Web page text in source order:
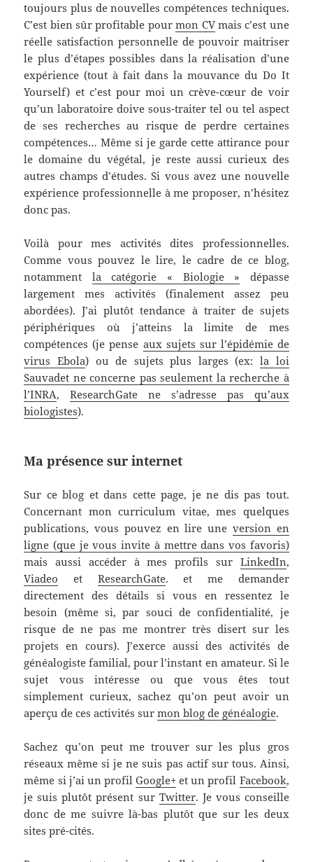
toujours plus de nouvelles compétences techniques.
C’est bien sûr profitable pourmon CVmais c’est une
réelle satisfaction personnelle de pouvoir maitriser
le plus d’étapes possibles dans la réalisation d’une
expérience (tout à fait dans la mouvance du Do It
Yourself) et c’est pour moi un crève-cœur de voir
qu’un laboratoire doive sous-traiter tel ou tel aspect
de ses recherches au risque de perdre certaines
compétences… Même si je garde cette attirance pour
le domaine du végétal, je reste aussi curieux des
autres champs d’études. Si vous avez une nouvelle
expérience professionnelle à me proposer, n’hésitez
donc pas.
Voilà pour mes activités dites professionnelles.
Comme vous pouvez le lire, le cadre de ce blog,
notamment la catégorie « Biologie » dépasse
largement mes activités (finalement assez peu
abordées). J’ai plutôt tendance à traiter de sujets
périphériques où j’atteins la limite de mes
compétences (je pense aux sujets sur l’épidémie de
virus Ebola) ou de sujets plus larges (ex: la loi
Sauvadet ne concerne pas seulement la recherche à
l’INRA,ResearchGate ne s’adresse pas qu’aux
biologistes).
Ma présence sur internet
Sur ce blog et dans cette page, je ne dis pas tout.
Concernant mon curriculum vitae, mes quelques
publications, vous pouvez en lire une version en
ligne (que je vous invite à mettre dans vos favoris)
mais aussi accéder à mes profils sur LinkedIn,
Viadeo et ResearchGate. et me demander
directement des détails si vous en ressentez le
besoin (même si, par souci de confidentialité, je
risque de ne pas me montrer très disert sur les
projets en cours). J’exerce aussi des activités de
généalogiste familial, pour l’instant en amateur. Si le
sujet vous intéresse ou que vous êtes tout
simplement curieux, sachez qu’on peut avoir un
aperçu de ces activités surmon blog de généalogie.
Sachez qu’on peut me trouver sur les plus gros
réseaux même si je ne suis pas actif sur tous. Ainsi,
même si j’ai un profilGoogle+ et un profil Facebook,
je suis plutôt présent sur Twitter. Je vous conseille
donc de me suivre là-bas plutôt que sur les deux
sites pré-cités.